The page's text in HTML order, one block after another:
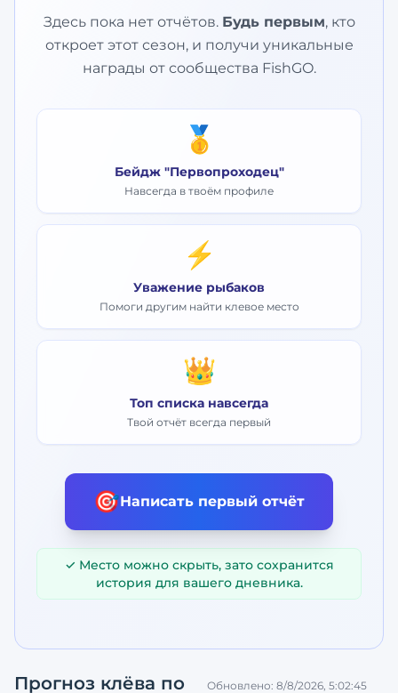
Здесь пока нет отчётов. Будь первым, кто
откроет этот сезон, и получи уникальные
награды от сообщества FishGO.
🥇
Бейдж "Первопроходец"
Навсегда в твоём профиле
⚡
Уважение рыбаков
Помоги другим найти клевое место
👑
Топ списка навсегда
Твой отчёт всегда первый
🎯Написать первый отчёт
✓ Место можно скрыть, зато сохранится
история для вашего дневника.
Прогноз клёва по
Обновлено:8/8/2026, 5:02:45